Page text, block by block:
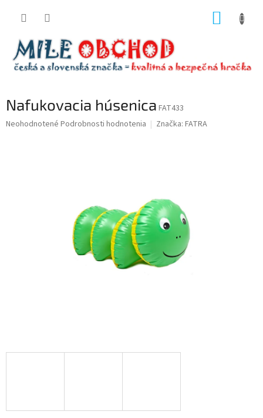
Nafukovacia húsenica FAT433
Priemerné
Neohodnotené Podrobnosti hodnotenia Značka: FATRA